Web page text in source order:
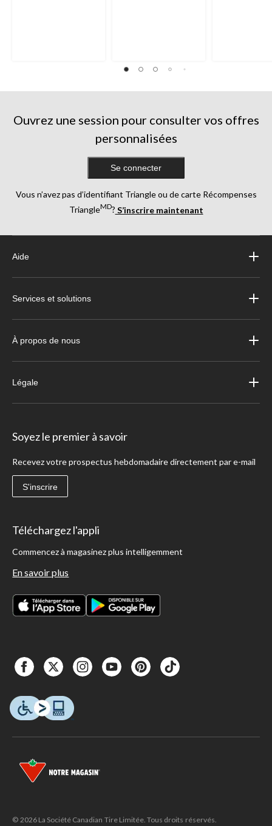
Ouvrez une session pour consulter vos offres
personnalisées
Se connecter
Vous n’avez pas d’identifiant Triangle ou de carte Récompenses
TriangleMD? S’inscrire maintenant
Aide
Services et solutions
À propos de nous
Légale
Soyez le premier à savoir
Recevez votre prospectus hebdomadaire directement par e-mail
S'inscrire
Téléchargez l'appli
Commencez à magasinez plus intelligemment
En savoir plus
© 2026 La Société Canadian Tire Limitée. Tous droits réservés.